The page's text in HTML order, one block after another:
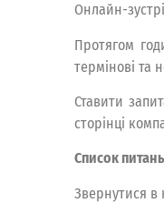
Онлайн-
Протягом
термінові та
Ставити
сторінці
Список
Звернутися в